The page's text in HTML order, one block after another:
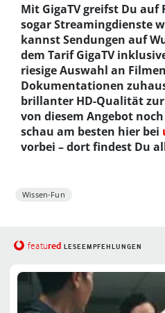
Mit GigaTV greifst Du auf
sogar Streamingdienste
kannst Sendungen auf
dem Tarif GigaTV
riesige Auswahl an
Dokumentationen
brillanter HD-Qualität
von diesem Angebot
schau am besten hier bei
vorbei – dort findest Du
Wissen-Fun
featured LESEEMPFEHLUNGEN